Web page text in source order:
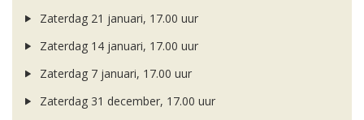
Zaterdag 21 januari, 17.00 uur
Zaterdag 14 januari, 17.00 uur
Zaterdag 7 januari, 17.00 uur
Zaterdag 31 december, 17.00 uur